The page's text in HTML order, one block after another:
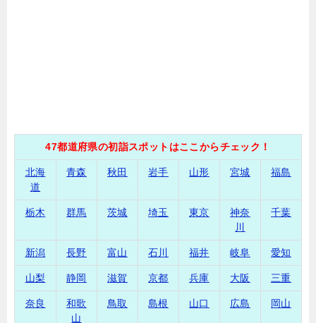
47都道府県の初詣スポットはここからチェック！
北海
道
青森 秋田 岩手 山形 宮城 福島
栃木 群馬 茨城 埼玉 東京
神奈
川
千葉
新潟 長野 富山 石川 福井 岐阜 愛知
山梨 静岡 滋賀 京都 兵庫 大阪 三重
奈良
和歌
山
鳥取 島根 山口 広島 岡山